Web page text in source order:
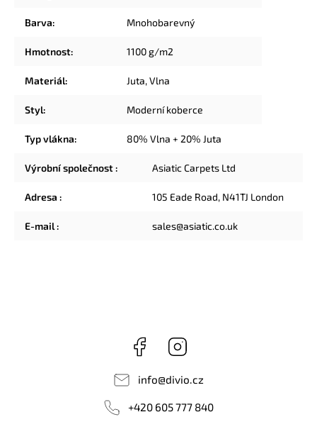
Barva: Mnohobarevný
Hmotnost: 1100 g/m2
Materiál: Juta,Vlna
Styl: Moderní koberce
Typ vlákna: 80% Vlna + 20% Juta
Výrobní společnost: Asiatic Carpets Ltd
Adresa : 105 Eade Road, N41TJ London
E-mail: sales@asiatic.co.uk
Facebook
info@divio.cz
+420 605 777 840